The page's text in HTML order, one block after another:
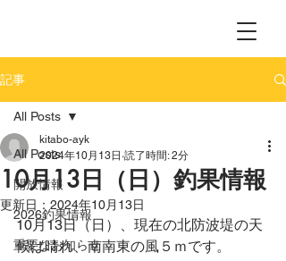
記事
All Posts
開放情報
2026釣果情報
重要なお知らせ
All Posts
10月13日（日）釣果情報
kitabo-ayk
2024年10月13日 読了時間: 2分
更新日： 2024年10月13日
10月13日（日）、現在の北防波堤の天
候は晴れ、南南東の風５ｍです。